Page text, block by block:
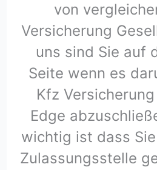
von
Versicherung
uns sind Sie auf
Seite wenn es
Kfz
Edge
wichtig ist dass
Zulassungsstelle